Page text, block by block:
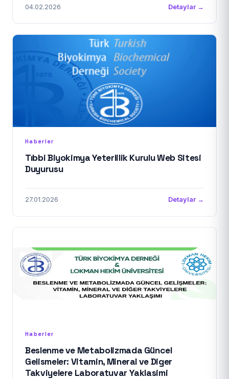
04.02.2026 Detaylar →
Haberler
Tıbbi Biyokimya Yeterlilik Kurulu Web Sitesi
Duyurusu
27.01.2026 Detaylar →
Haberler
Beslenme ve Metabolizmada Güncel
Gelismeler: Vitamin, Mineral ve Diger
Takviyelere Laboratuvar Yaklasimi